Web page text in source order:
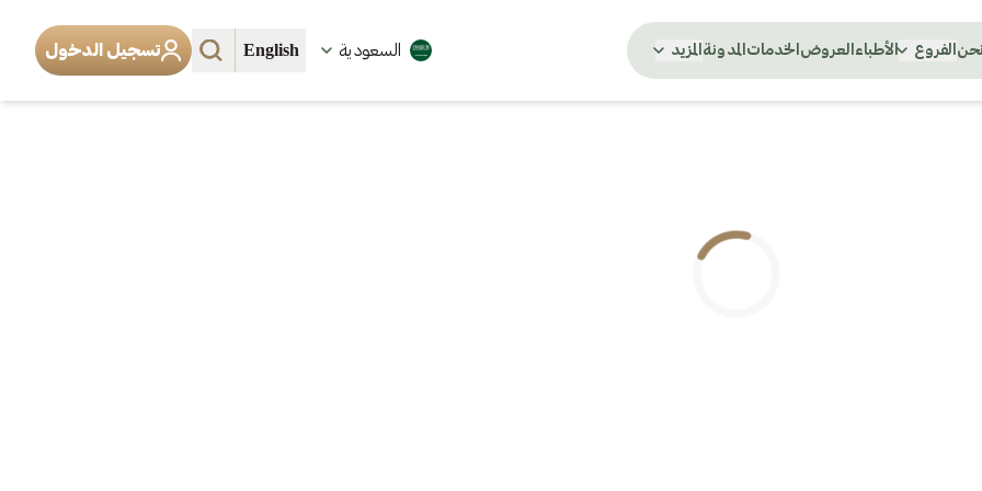
الفروع الأطباء العروض الخدمات المدونة المزيد السعودية English تسجيل الدخول